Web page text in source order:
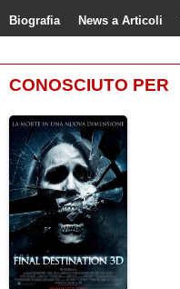
Biografia News a Articoli
CONOSCIUTO PER